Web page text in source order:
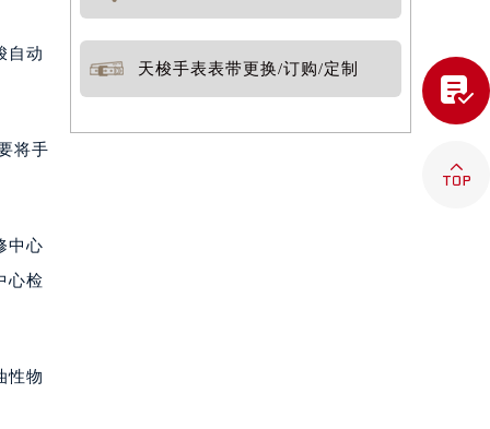
自动
将手
中心
心检
性物
天梭手表表带更换/订购/定制

